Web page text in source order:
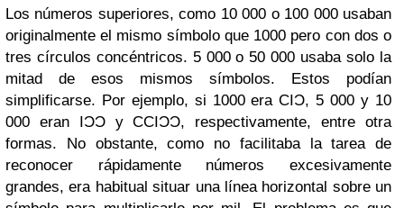
Los números superiores, como 10 000 o 100 000 usaban
originalmente el mismo símbolo que 1000 pero con dos o
tres círculos concéntricos. 5 000 o 50 000 usaba solo la
mitad de esos mismos símbolos. Estos podían
simplificarse. Por ejemplo, si 1000 era CIϽ, 5 000 y 10
000 eran IϽϽ y CCIϽϽ, respectivamente, entre otra
formas. No obstante, como no facilitaba la tarea de
reconocer rápidamente números excesivamente
grandes, era habitual situar una línea horizontal sobre un